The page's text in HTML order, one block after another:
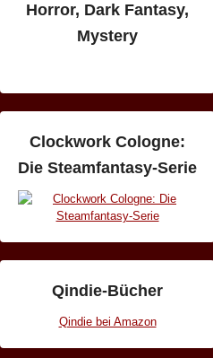
Horror, Dark Fantasy,
Mystery
Clockwork Cologne:
Die Steamfantasy-Serie
Qindie-Bücher
Qindie bei Amazon